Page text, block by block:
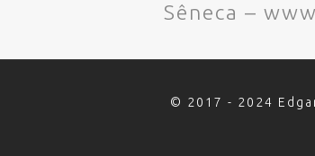
Sêneca –
© 2017 - 2024